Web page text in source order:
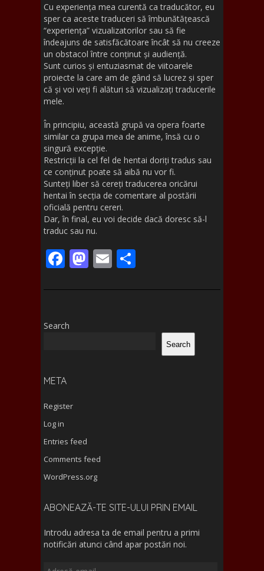
Cu experiența mea curentă ca traducător, eu
sper ca aceste traduceri să îmbunătățească
“experiența” vizualizatorilor sau să fie
îndeajuns de satisfăcătoare încât să nu creeze
un obstacol între conținut și audiență.
Sunt curios și entuziasmat de viitoarele
proiecte la care am de gând să lucrez și sper
că și voi veți fi alături să vizualizați traducerile
mele.
În principiu, această grupă va opera foarte
similar ca grupa mea de anime, însă cu o
singură excepție.
Restricții la cel fel de hentai doriți tradus sau
ce conținut poate să aibă nu vor fi.
Sunteți liber să cereți traducerea oricărui
hentai în secția de comentare al postării
oficială pentru cereri.
Dar, în final, eu voi decide dacă doresc să-l
traduc sau nu.
F
e
o
M
to
E
ai ar
Search
Search
META
Register
Log in
Entries feed
Comments feed
WordPress.org
ABONEAZĂ-TE SITE-ULUI PRIN EMAIL
Introdu adresa ta de email pentru a primi
notificări atunci când apar postări noi.
Adresă